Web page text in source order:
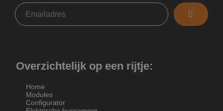
Overzichtelijk op een rijtje:
Home
Modules
Configurator